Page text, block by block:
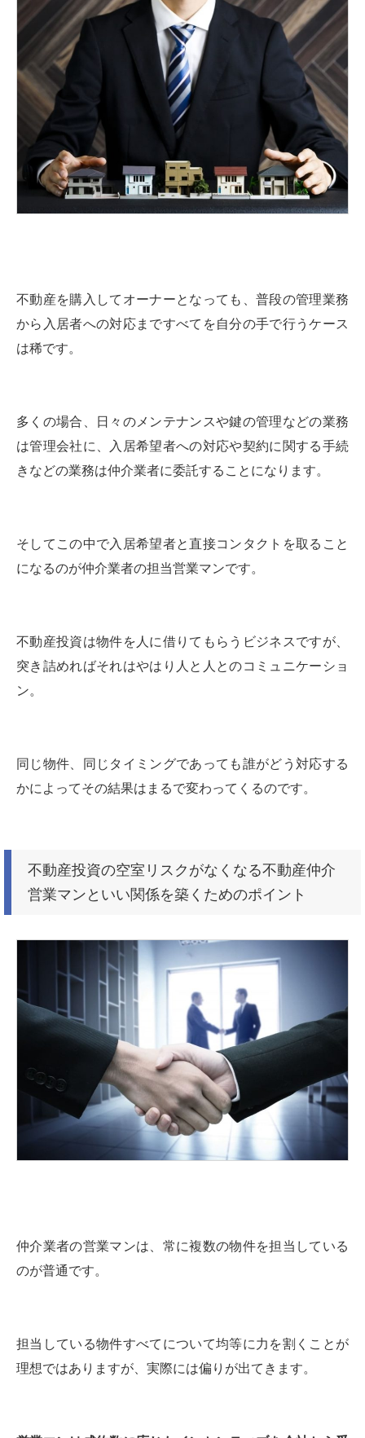
不動産を購入してオーナーとなっても、普段の管理業務
から入居者への対応まですべてを自分の手で行うケース
は稀です。
多くの場合、日々のメンテナンスや鍵の管理などの業務
は管理会社に、入居希望者への対応や契約に関する手続
きなどの業務は仲介業者に委託することになります。
そしてこの中で入居希望者と直接コンタクトを取ること
になるのが仲介業者の担当営業マンです。
不動産投資は物件を人に借りてもらうビジネスですが、
突き詰めればそれはやはり人と人とのコミュニケーショ
ン。
同じ物件、同じタイミングであっても誰がどう対応する
かによってその結果はまるで変わってくるのです。
不動産投資の空室リスクがなくなる不動産仲介
営業マンといい関係を築くためのポイント
仲介業者の営業マンは、常に複数の物件を担当している
のが普通です。
担当している物件すべてについて均等に力を割くことが
理想ではありますが、実際には偏りが出てきます。